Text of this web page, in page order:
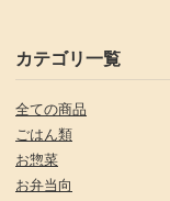
カテゴリ一覧
全ての商品
ごはん類
お惣菜
お弁当向